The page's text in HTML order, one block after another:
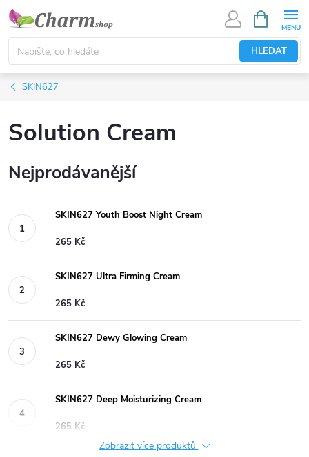
Přejít
obsah
HLEDAT
NÁKUPNÍ
KOŠÍK
SKIN627
Solution Cream
Nejprodávanější
SKIN627 Youth Boost Night Cream
265 Kč
SKIN627 Ultra Firming Cream
265 Kč
SKIN627 Dewy Glowing Cream
265 Kč
SKIN627 Deep Moisturizing Cream
265 Kč
Zobrazit více produktů